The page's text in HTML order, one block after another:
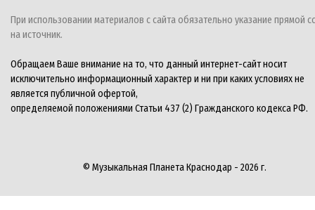
При использовании материалов с сайта обязательно указание прямой
на источник.
Обращаем Ваше внимание на то, что данный интернет-сайт носит
исключительно информационный характер и ни при каких условиях не
является публичной офертой,
определяемой положениями Статьи 437 (2) Гражданского кодекса РФ.
© Музыкальная Планета Краснодар - 2026 г.